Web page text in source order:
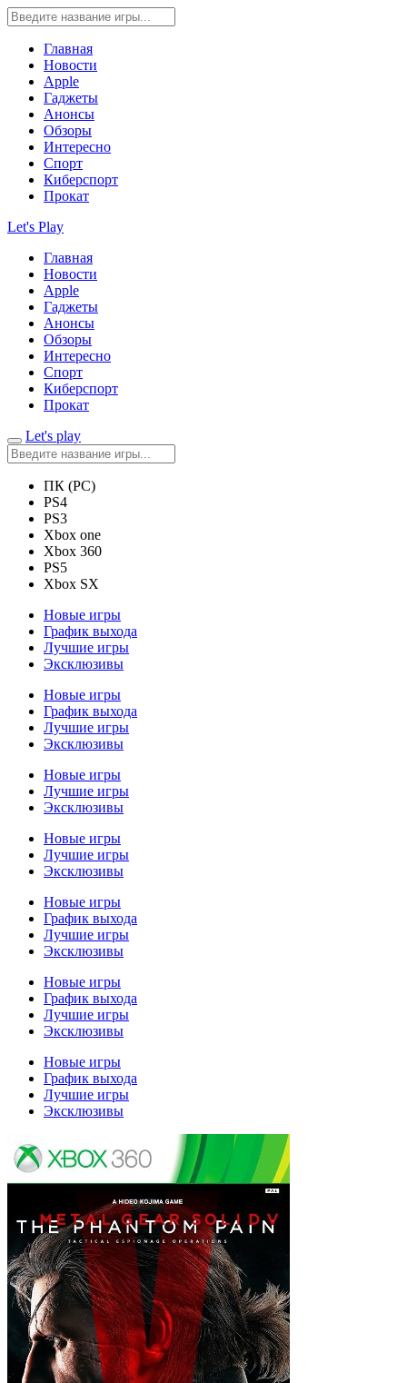
Главная
Новости
Apple
Гаджеты
Анонсы
Обзоры
Интересно
Спорт
Киберспорт
Прокат
Let's Play
Главная
Новости
Apple
Гаджеты
Анонсы
Обзоры
Интересно
Спорт
Киберспорт
Прокат
Let's play
ПК (PC)
PS4
PS3
Xbox one
Xbox 360
PS5
Xbox SX
Новые игры
График выхода
Лучшие игры
Эксклюзивы
Новые игры
График выхода
Лучшие игры
Эксклюзивы
Новые игры
Лучшие игры
Эксклюзивы
Новые игры
Лучшие игры
Эксклюзивы
Новые игры
График выхода
Лучшие игры
Эксклюзивы
Новые игры
График выхода
Лучшие игры
Эксклюзивы
Новые игры
График выхода
Лучшие игры
Эксклюзивы